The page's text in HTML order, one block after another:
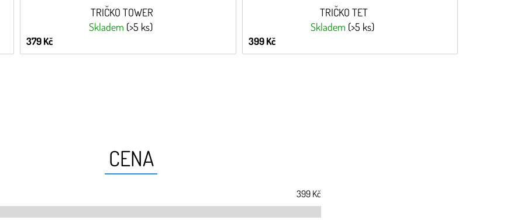
TRIČKO TOWER
Skladem (>5 ks)
379 Kč
TRIČKO TET
Skladem (>5 ks)
399 Kč
CENA
399 Kč